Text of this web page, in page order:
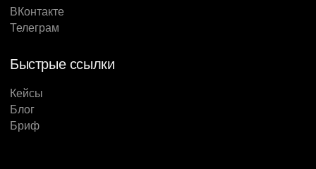
ВКонтакте
Телеграм
Быстрые ссылки
Кейсы
Блог
Бриф